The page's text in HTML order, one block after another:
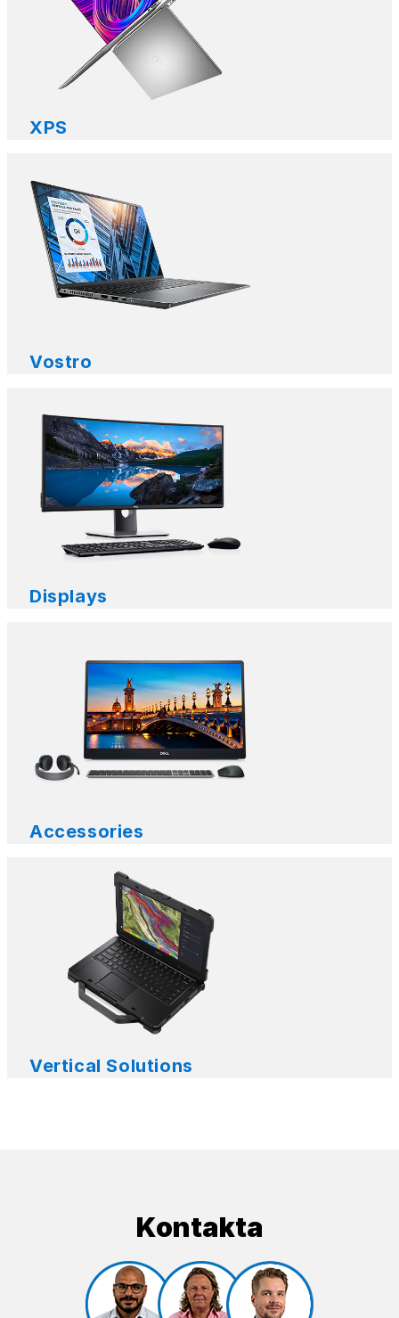
XPS
Vostro
Displays
Accessories
Vertical Solutions
Kontakta